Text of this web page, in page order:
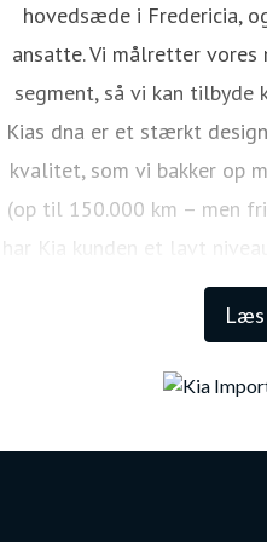
Læs
hovedsæde i Fredericia,
ansatte. Vi målretter
segment, så vi kan tilbyde
Kias dna er et stærkt
kvalitet, som vi bakker op
(op til 150.000 km – men
har Kia kunden et lavt
Den lange garanti